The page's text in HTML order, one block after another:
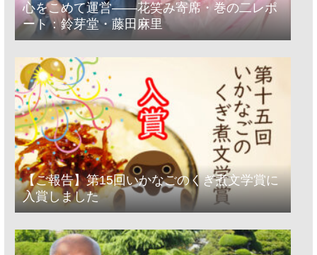
心をこめて運営――花笑み寄席・巻の二レポ
ート：鈴芽堂・藤田麻里
【ご報告】第15回いかなごのくぎ煮文学賞に
入賞しました